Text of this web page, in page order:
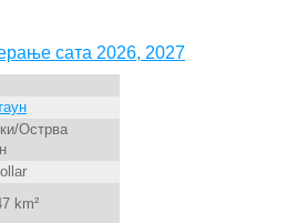
сата 2026, 2027
Острва
km²